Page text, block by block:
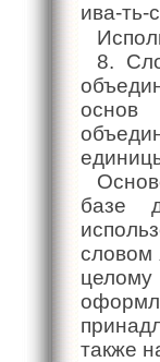
ива-ть-
8.
основ
базе
словом
также